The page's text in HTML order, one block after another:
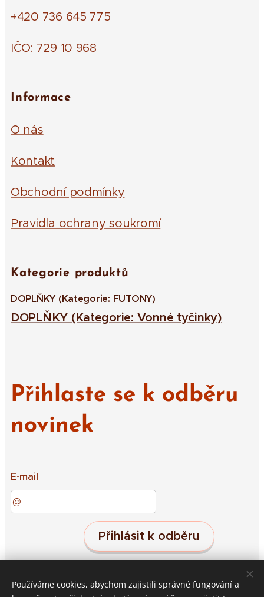
+420 736 645 775
IČO: 729 10 968
Informace
O nás
Kontakt
Obchodní podmínky
Pravidla ochrany soukromí
Kategorie produktů
DOPLŇKY (Kategorie: FUTONY)
DOPLŇKY (Kategorie: Vonné tyčinky)
Přihlaste se k odběru
novinek
E-mail
Přihlásit k odběru
Střeleč 19, Jičín, 50601 Cookies
Používáme cookies, abychom zajistili správné fungování a